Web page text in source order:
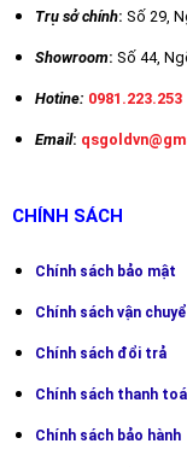
MAX/MIN: Có
Chế độ tương đối:
VFC: Có
Giữ dữ liệu: Có
Biểu đồ cột analog:
Đèn nháy: Có
Bảo vệ nhập: Có
Cấp đo lường: CAT
Kiểm tra va đập: 1m
Chứng nhận CE: Có
Trụ sở chính: Số 29,
Showroom: Số 44,
Hotine: 0981.223.253
Email:
CHÍNH SÁCH
Chính sách bảo mật
Chính sách vận
Chính sách đổi trả
Chính sách thanh
Chính sách bảo hành